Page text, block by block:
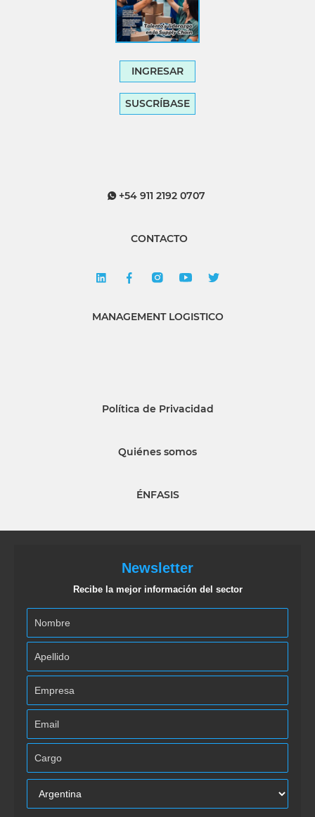
INGRESAR
SUSCRÍBASE
+54 911 2192 0707
CONTACTO
MANAGEMENT LOGISTICO
Política de Privacidad
Quiénes somos
ÉNFASIS
Newsletter
Recibe la mejor información del sector